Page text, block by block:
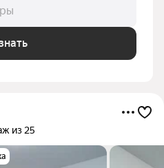
из 25